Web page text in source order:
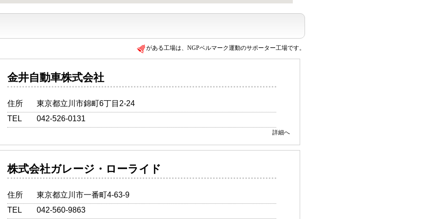
がある工場は、NGPベルマーク運動のサポーター工場です。
金井自動車株式会社
住所
東京都立川市錦町6丁目2-24
TEL
042-526-0131
詳細へ
株式会社ガレージ・ローライド
住所
東京都立川市一番町4-63-9
TEL
042-560-9863